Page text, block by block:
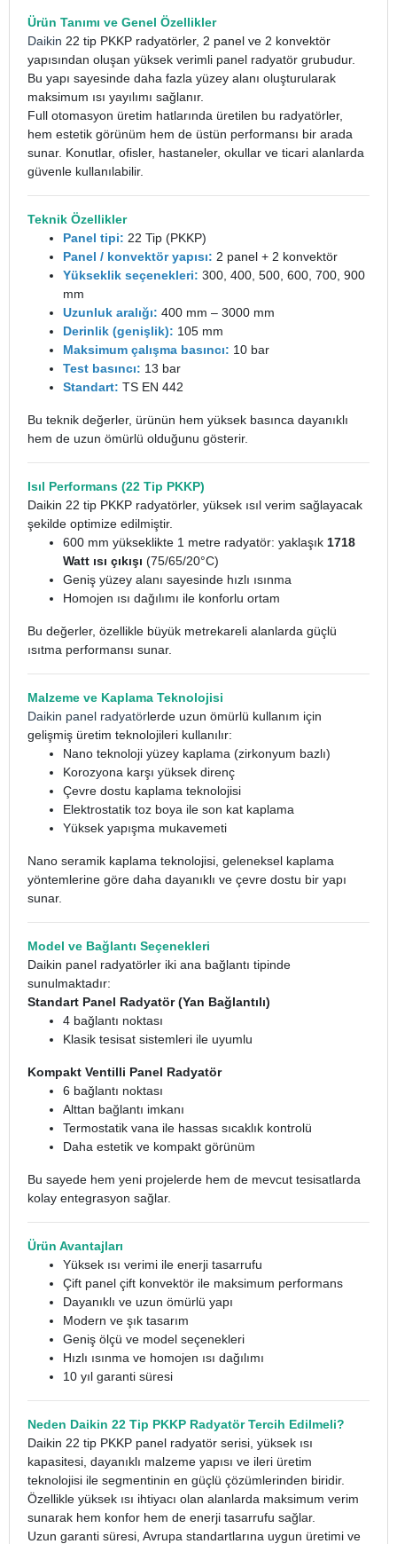
Ürün Tanımı ve Genel Özellikler
Daikin 22 tip PKKP radyatörler, 2 panel ve 2 konvektör
yapısından oluşan yüksek verimli panel radyatör grubudur.
Bu yapı sayesinde daha fazla yüzey alanı oluşturularak
maksimum ısı yayılımı sağlanır.
Full otomasyon üretim hatlarında üretilen bu radyatörler,
hem estetik görünüm hem de üstün performansı bir arada
sunar. Konutlar, ofisler, hastaneler, okullar ve ticari alanlarda
güvenle kullanılabilir.
Teknik Özellikler
Panel tipi: 22 Tip (PKKP)
Panel / konvektör yapısı: 2 panel + 2 konvektör
Yükseklik seçenekleri: 300, 400, 500, 600, 700, 900
mm
Uzunluk aralığı: 400 mm – 3000 mm
Derinlik (genişlik): 105 mm
Maksimum çalışma basıncı: 10 bar
Test basıncı: 13 bar
Standart: TS EN 442
Bu teknik değerler, ürünün hem yüksek basınca dayanıklı
hem de uzun ömürlü olduğunu gösterir.
Isıl Performans (22 Tip PKKP)
Daikin 22 tip PKKP radyatörler, yüksek ısıl verim sağlayacak
şekilde optimize edilmiştir.
600 mm yükseklikte 1 metre radyatör: yaklaşık 1718
Watt ısı çıkışı (75/65/20°C)
Geniş yüzey alanı sayesinde hızlı ısınma
Homojen ısı dağılımı ile konforlu ortam
Bu değerler, özellikle büyük metrekareli alanlarda güçlü
ısıtma performansı sunar.
Malzeme ve Kaplama Teknolojisi
Daikin panel radyatörlerde uzun ömürlü kullanım için
gelişmiş üretim teknolojileri kullanılır:
Nano teknoloji yüzey kaplama (zirkonyum bazlı)
Korozyona karşı yüksek direnç
Çevre dostu kaplama teknolojisi
Elektrostatik toz boya ile son kat kaplama
Yüksek yapışma mukavemeti
Nano seramik kaplama teknolojisi, geleneksel kaplama
yöntemlerine göre daha dayanıklı ve çevre dostu bir yapı
sunar.
Model ve Bağlantı Seçenekleri
Daikin panel radyatörler iki ana bağlantı tipinde
sunulmaktadır:
Standart Panel Radyatör (Yan Bağlantılı)
4 bağlantı noktası
Klasik tesisat sistemleri ile uyumlu
Kompakt Ventilli Panel Radyatör
6 bağlantı noktası
Alttan bağlantı imkanı
Termostatik vana ile hassas sıcaklık kontrolü
Daha estetik ve kompakt görünüm
Bu sayede hem yeni projelerde hem de mevcut tesisatlarda
kolay entegrasyon sağlar.
Ürün Avantajları
Yüksek ısı verimi ile enerji tasarrufu
Çift panel çift konvektör ile maksimum performans
Dayanıklı ve uzun ömürlü yapı
Modern ve şık tasarım
Geniş ölçü ve model seçenekleri
Hızlı ısınma ve homojen ısı dağılımı
10 yıl garanti süresi
Neden Daikin 22 Tip PKKP Radyatör Tercih Edilmeli?
Daikin 22 tip PKKP panel radyatör serisi, yüksek ısı
kapasitesi, dayanıklı malzeme yapısı ve ileri üretim
teknolojisi ile segmentinin en güçlü çözümlerinden biridir.
Özellikle yüksek ısı ihtiyacı olan alanlarda maksimum verim
sunarak hem konfor hem de enerji tasarrufu sağlar.
Uzun garanti süresi, Avrupa standartlarına uygun üretimi ve